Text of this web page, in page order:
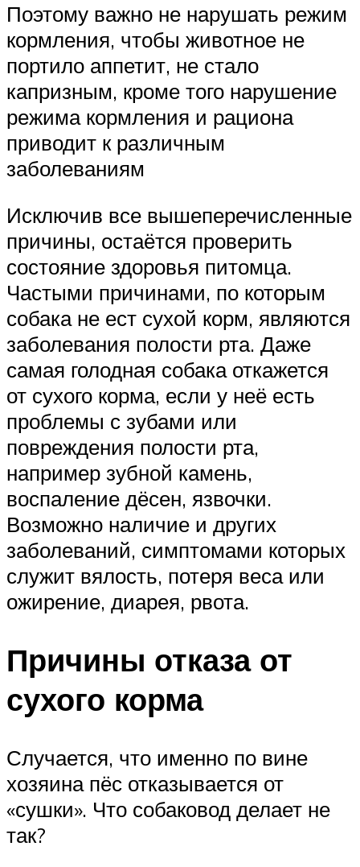
Поэтому важно не нарушать режим
кормления, чтобы животное не
портило аппетит, не стало
капризным, кроме того нарушение
режима кормления и рациона
приводит к различным
заболеваниям
Исключив все вышеперечисленные
причины, остаётся проверить
состояние здоровья питомца.
Частыми причинами, по которым
собака не ест сухой корм, являются
заболевания полости рта. Даже
самая голодная собака откажется
от сухого корма, если у неё есть
проблемы с зубами или
повреждения полости рта,
например зубной камень,
воспаление дёсен, язвочки.
Возможно наличие и других
заболеваний, симптомами которых
служит вялость, потеря веса или
ожирение, диарея, рвота.
Причины отказа от
сухого корма
Случается, что именно по вине
хозяина пёс отказывается от
«сушки». Что собаковод делает не
так?